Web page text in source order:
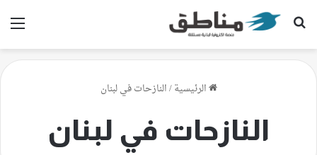
بحث عن
الرئيسية/النازحات في لبنان
النازحات في لبنان